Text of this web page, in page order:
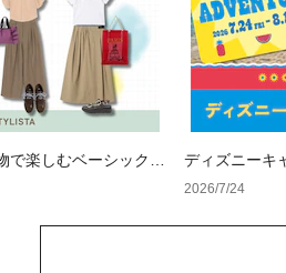
楽しむベーシックコ
ディズニーキ
&人気アイテム
2026/7/24